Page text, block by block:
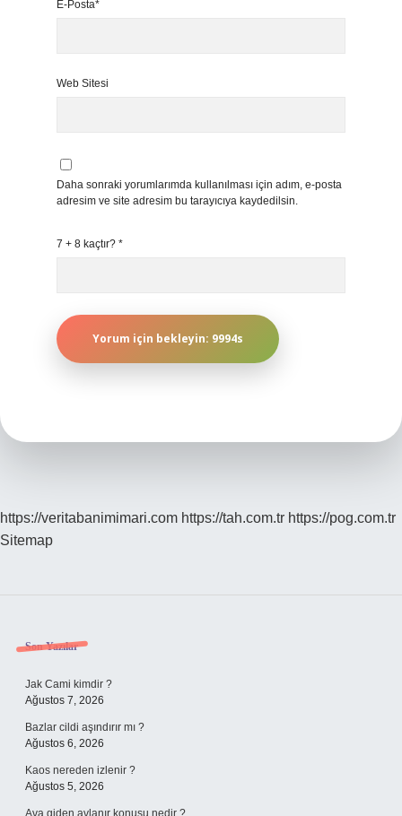
E-Posta*
Web Sitesi
Daha sonraki yorumlarımda kullanılması için adım, e-posta
adresim ve site adresim bu tarayıcıya kaydedilsin.
7 + 8 kaçtır? *
https://veritabanimimari.com https://tah.com.tr https://pog.com.tr
Sitemap
Sidebar
Son Yazılar
Jak Cami kimdir ?
Ağustos 7, 2026
Bazlar cildi aşındırır mı ?
Ağustos 6, 2026
Kaos nereden izlenir ?
Ağustos 5, 2026
Ava giden avlanır konusu nedir ?